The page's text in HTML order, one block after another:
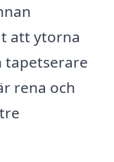
att ytorna
tapetserare
rena och